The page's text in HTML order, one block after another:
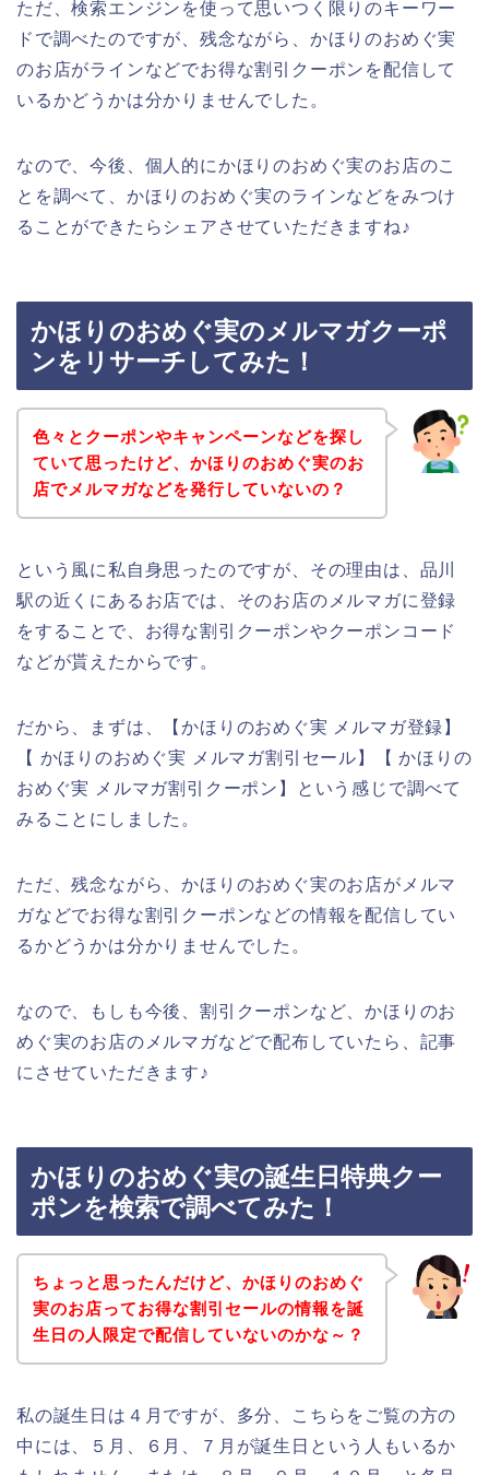
ただ、検索エンジンを使って思いつく限りのキーワー
ドで調べたのですが、残念ながら、かほりのおめぐ実
のお店がラインなどでお得な割引クーポンを配信して
いるかどうかは分かりませんでした。
なので、今後、個人的にかほりのおめぐ実のお店のこ
とを調べて、かほりのおめぐ実のラインなどをみつけ
ることができたらシェアさせていただきますね♪
かほりのおめぐ実のメルマガクーポ
ンをリサーチしてみた！
色々とクーポンやキャンペーンなどを探し
ていて思ったけど、かほりのおめぐ実のお
店でメルマガなどを発行していないの？
という風に私自身思ったのですが、その理由は、品川
駅の近くにあるお店では、そのお店のメルマガに登録
をすることで、お得な割引クーポンやクーポンコード
などが貰えたからです。
だから、まずは、【かほりのおめぐ実 メルマガ登録】
【 かほりのおめぐ実 メルマガ割引セール】【 かほりの
おめぐ実 メルマガ割引クーポン】という感じで調べて
みることにしました。
ただ、残念ながら、かほりのおめぐ実のお店がメルマ
ガなどでお得な割引クーポンなどの情報を配信してい
るかどうかは分かりませんでした。
なので、もしも今後、割引クーポンなど、かほりのお
めぐ実のお店のメルマガなどで配布していたら、記事
にさせていただきます♪
かほりのおめぐ実の誕生日特典クー
ポンを検索で調べてみた！
ちょっと思ったんだけど、かほりのおめぐ
実のお店ってお得な割引セールの情報を誕
生日の人限定で配信していないのかな～？
私の誕生日は４月ですが、多分、こちらをご覧の方の
中には、５月、６月、７月が誕生日という人もいるか